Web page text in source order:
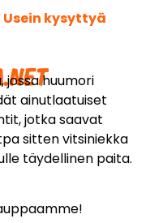
jossa huumori
ainutlaatuiset
jotka saavat
sitten vitsiniekka
täydellinen paita.
Usein kysyttyä